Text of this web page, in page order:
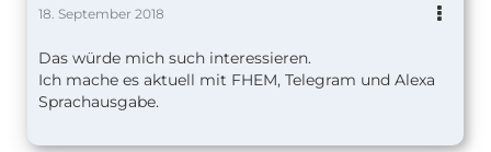
18. September 2018
Das würde mich such interessieren.
Ich mache es aktuell mit FHEM, Telegram und Alexa
Sprachausgabe.